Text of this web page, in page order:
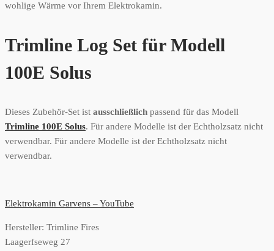
wohlige Wärme vor Ihrem Elektrokamin.
Trimline Log Set für Modell
100E Solus
Dieses Zubehör-Set ist ausschließlich passend für das Modell
Trimline 100E Solus. Für andere Modelle ist der Echtholzsatz nicht
verwendbar. Für andere Modelle ist der Echtholzsatz nicht
verwendbar.
Elektrokamin Garvens – YouTube
Hersteller: Trimline Fires
Laagerfseweg 27